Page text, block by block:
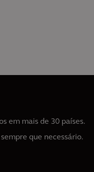
em mais de 30 países.
que necessário.